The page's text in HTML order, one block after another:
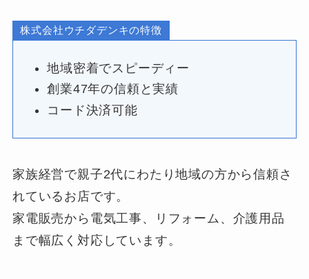
株式会社ウチダデンキの特徴
地域密着でスピーディー
創業47年の信頼と実績
コード決済可能
家族経営で親子2代にわたり地域の方から信頼さ
れているお店です。
家電販売から電気工事、リフォーム、介護用品
まで幅広く対応しています。